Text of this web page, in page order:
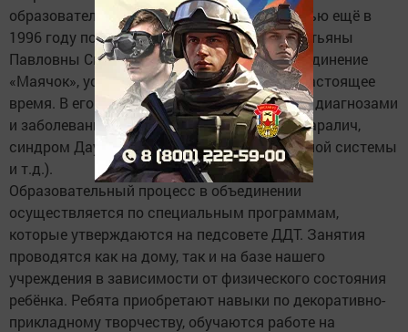
образовательных услуг. Именно с этой целью ещё в
1996 году по инициативе директора ДДТ Татьяны
Павловны Смирновой и было открыто объединение
«Маячок», успешно функционирующее по настоящее
время. В его состав входят дети с разными диагнозами
и заболеваниями (детский церебральный паралич,
синдром Дауна, болезни центральной нервной системы
и т.д.).
Образовательный процесс в объединении
осуществляется по специальным программам,
которые утверждаются на педсовете ДДТ. Занятия
проводятся как на дому, так и на базе нашего
учреждения в зависимости от физического состояния
ребёнка. Ребята приобретают навыки по декоративно-
прикладному творчеству, обучаются работе на